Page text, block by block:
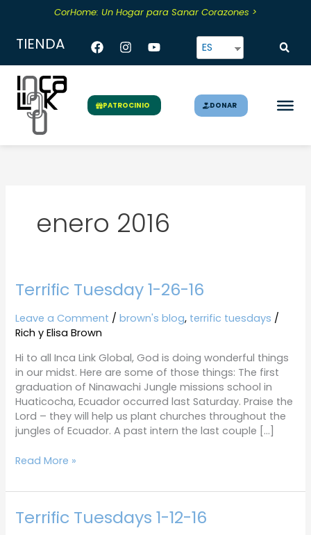
content
CorHome: Un Hogar para Sanar Corazones >
TIENDA Facebook
Instagram
YoutubeES
PATROCINIO DONAR
enero 2016
Terrific Tuesday 1-26-16
Leave a Comment /brown's blog, terrific tuesdays /
Rich y Elisa Brown
Hi to all Inca Link Global, God is doing wonderful things
in our midst. Here are some of those things: The first
graduation of Ninawachi Jungle missions school in
Huaticocha, Ecuador occurred last Saturday. Praise the
Lord – they will help us plant churches throughout the
jungles of Ecuador. A past intern the last couple […]
Terrific
Tuesday
1-
26-
Read More »
Terrific Tuesdays 1-12-16
Terrific